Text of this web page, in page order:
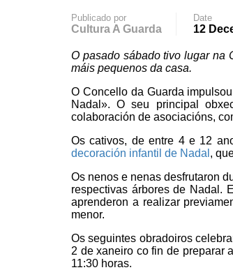
Publicado por
Cultura A Guarda
Date
12
O pasado sábado tivo lugar na
máis pequenos da casa.
O Concello da Guarda
Nadal». O seu principal
colaboración de asociacións,
Os cativos, de entre 4 e 12
decoración infantil de Nadal ,
Os nenos e nenas desfrutaron
respectivas árbores de Nadal.
aprenderon a realizar
menor.
Os seguintes obradoiros
2 de xaneiro co fin de preparar
11:30 horas.